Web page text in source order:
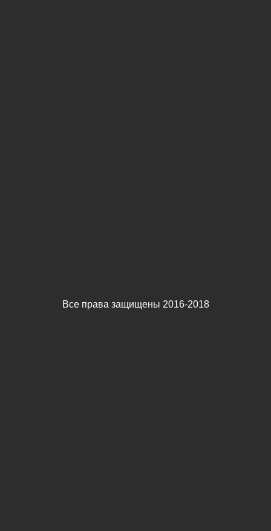
Все права защищены 2016-2018